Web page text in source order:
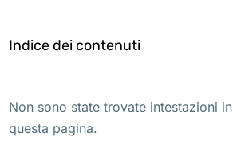
Indice dei contenuti
Non sono state trovate intestazioni in
questa pagina.